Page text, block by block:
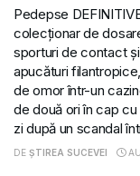
Pedepse
colecționar de
sporturi de contact
apucături
de omor într-un
de două ori în cap
zi după un scandal
DE ȘTIREA SUCEVEI